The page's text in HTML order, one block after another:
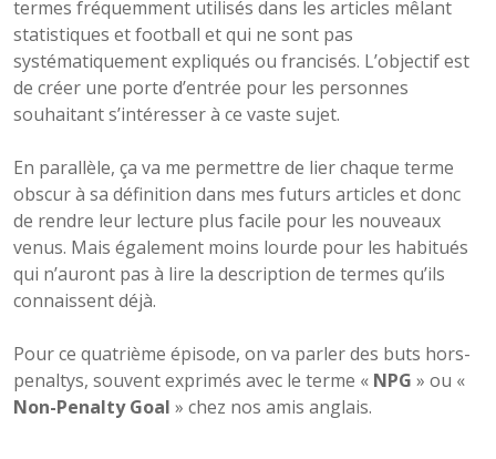
termes fréquemment utilisés dans les articles mêlant
statistiques et football et qui ne sont pas
systématiquement expliqués ou francisés. L’objectif est
de créer une porte d’entrée pour les personnes
souhaitant s’intéresser à ce vaste sujet.
En parallèle, ça va me permettre de lier chaque terme
obscur à sa définition dans mes futurs articles et donc
de rendre leur lecture plus facile pour les nouveaux
venus. Mais également moins lourde pour les habitués
qui n’auront pas à lire la description de termes qu’ils
connaissent déjà.
Pour ce quatrième épisode, on va parler des buts hors-
penaltys, souvent exprimés avec le terme « NPG » ou «
Non-Penalty Goal » chez nos amis anglais.